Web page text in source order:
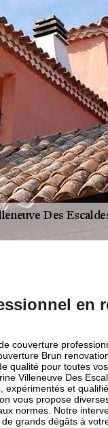
en
couverture
Brun
qualité pour toutes
Villeneuve Des
et
vous propose
normes. Notre
grands dégâts à